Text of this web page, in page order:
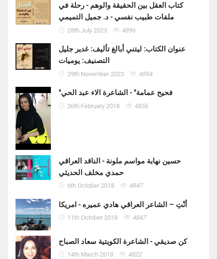
كتاب العقل بين الحقيقة والوهم - رحلة في
ملفات طبيب نفسي - د. جميل التميمي
28th July 2023 4896
عنوان الكتاب: ليتني أبالغ تأليف: غدير جليل
التصنيف: يوميات
29th November 2023 4894
"فحيح عمامة" - الشاعرة الاء عبد الحي
26th February 2018 4856
حسين نهابة مواسم ملونة - الناقد العراقي
حمدي مخلف الحديثي
6th October 2018 4847
أنْتِ – الشاعر العراقي هادي عميره - امريكا
11th October 2018 4847
كن صديقي - الشاعرة الكويتية سعاد الصباح
14th March 2018 4822